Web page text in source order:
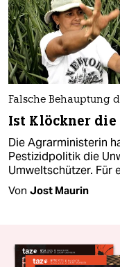
Falsche Behauptung
Ist Klöckner die
Die Agrarministerin
Pestizidpolitik die
Umweltschützer. Für
Von Jost Maurin